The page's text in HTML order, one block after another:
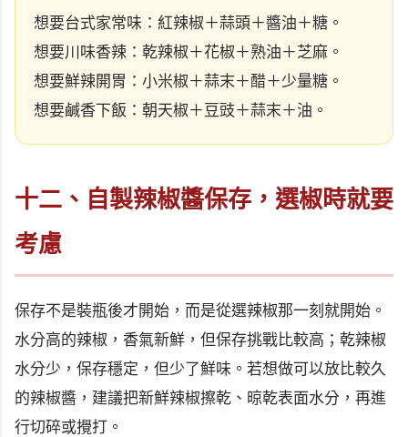
想要台式家常味：紅辣椒＋蒜頭＋醬油＋糖。
想要川味香辣：乾辣椒＋花椒＋熟油＋芝麻。
想要鮮辣開胃：小米椒＋蒜末＋醋＋少量糖。
想要鹹香下飯：朝天椒＋豆豉＋蒜末＋油。
十二、自製辣椒醬保存，選椒時就要
考慮
保存不是裝瓶後才開始，而是從選辣椒那一刻就開始。
水分高的辣椒，香氣新鮮，但保存挑戰比較高；乾辣椒
水分少，保存穩定，但少了鮮味。若想做可以放比較久
的辣椒醬，建議把新鮮辣椒擦乾、晾乾表面水分，再進
行切碎或攪打。